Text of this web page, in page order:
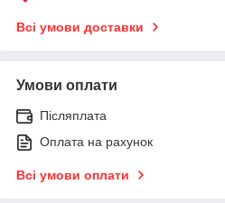
Всі умови доставки
Умови оплати
Післяплата
Оплата на рахунок
Всі умови оплати